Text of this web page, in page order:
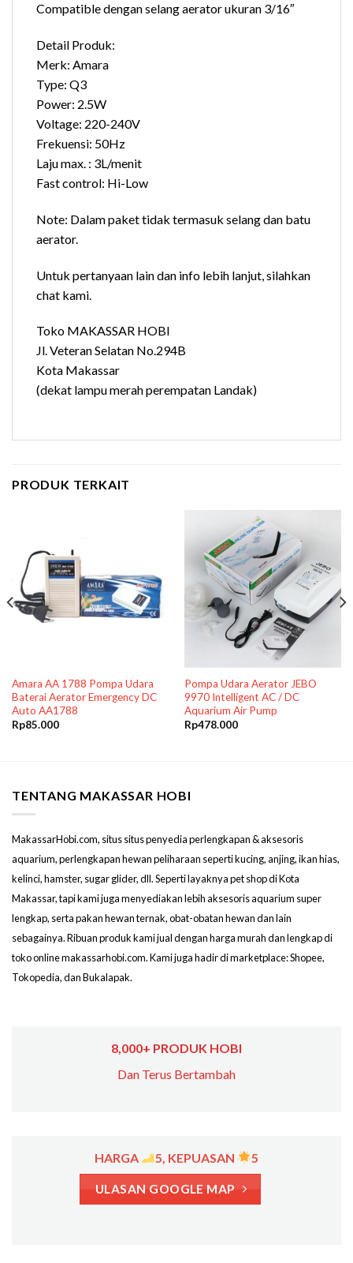
Compatible dengan selang aerator ukuran 3/16″
Detail Produk:
Merk: Amara
Type: Q3
Power: 2.5W
Voltage: 220-240V
Frekuensi: 50Hz
Laju max. : 3L/menit
Fast control: Hi-Low
Note: Dalam paket tidak termasuk selang dan batu
aerator.
Untuk pertanyaan lain dan info lebih lanjut, silahkan
chat kami.
Toko MAKASSAR HOBI
Jl. Veteran Selatan No.294B
Kota Makassar
(dekat lampu merah perempatan Landak)
PRODUK TERKAIT
Amara AA 1788 Pompa Udara
Baterai Aerator Emergency DC
Auto AA1788
Rp85.000
Pompa Udara Aerator JEBO
9970 Intelligent AC / DC
Aquarium Air Pump
Rp478.000
TENTANG MAKASSAR HOBI
MakassarHobi.com, situs situs penyedia perlengkapan & aksesoris
aquarium, perlengkapan hewan peliharaan seperti kucing, anjing, ikan hias,
kelinci, hamster, sugar glider, dll. Seperti layaknya pet shop di Kota
Makassar, tapi kami juga menyediakan lebih aksesoris aquarium super
lengkap, serta pakan hewan ternak, obat-obatan hewan dan lain
sebagainya. Ribuan produk kami jual dengan harga murah dan lengkap di
toko online makassarhobi.com. Kami juga hadir di marketplace: Shopee,
Tokopedia, dan Bukalapak.
8,000+ PRODUK HOBI
Dan Terus Bertambah
HARGA 5, KEPUASAN 5
ULASAN GOOGLE MAP